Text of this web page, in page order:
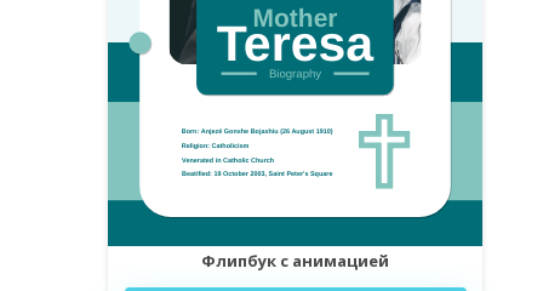
Флипбук с анимацией